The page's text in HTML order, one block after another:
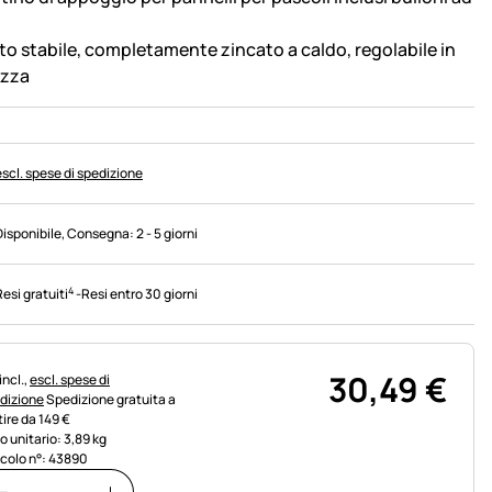
stabile, completamente zincato a caldo, regolabile in
spese di spedizione
, Consegna:2 - 5 giorni
gratuiti4-Resi entro 30 giorni
fiscali:
escl. spese di
Spedizione gratuita a
da 149 €
unitario: 3,89 kg
n°: 43890
30,49€